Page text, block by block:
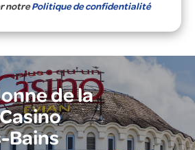
notrePolitique de confidentialité
de la
Bains